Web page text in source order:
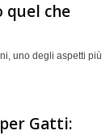
che
uno degli aspetti più
Gatti: